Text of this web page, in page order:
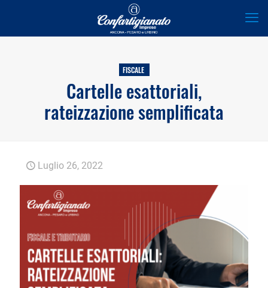
FISCALE
Cartelle esattoriali,
rateizzazione semplificata
Luglio 26, 2022